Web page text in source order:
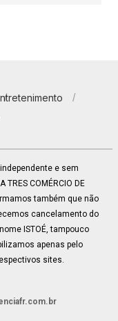
independente e sem
COMÉRCIO DE
também que não
cancelamento do
ISTOÉ, tampouco
apenas pelo
sites.